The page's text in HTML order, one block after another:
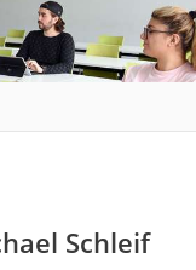
Schleif